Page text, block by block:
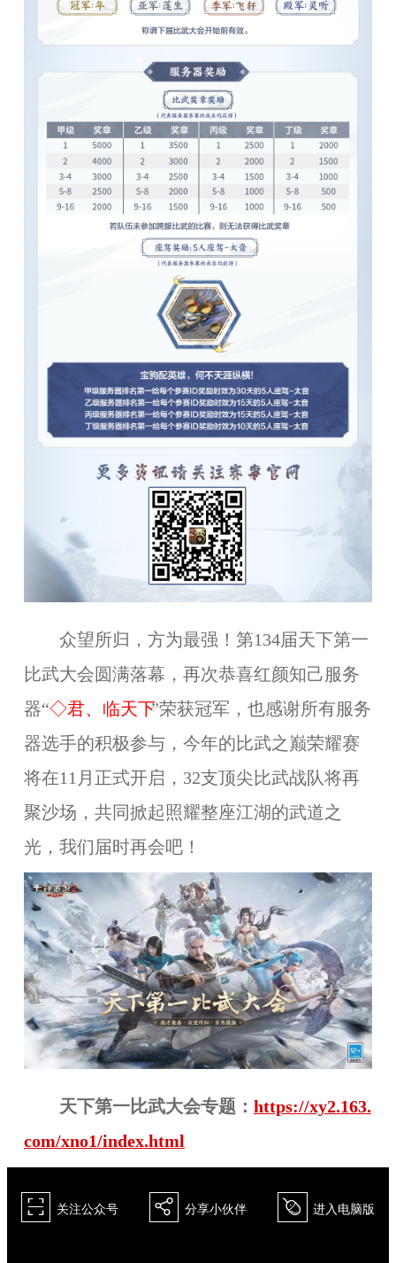
众望所归，方为最强！第134届天下第一
比武大会圆满落幕，再次恭喜红颜知己服务
器“◇君、临天下”荣获冠军，也感谢所有服务
器选手的积极参与，今年的比武之巅荣耀赛
将在11月正式开启，32支顶尖比武战队将再
聚沙场，共同掀起照耀整座江湖的武道之
光，我们届时再会吧！
天下第一比武大会专题： https://xy2.163.
com/xno1/index.html
򰀁 关注公众号 򰀂 分享小伙伴 򰀄 进入电脑版